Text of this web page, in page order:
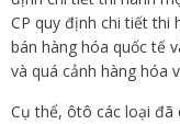
CP quy định chi tiết thi
bán hàng hóa quốc tế
và quá cảnh hàng hóa
Cụ thể, ôtô các loại